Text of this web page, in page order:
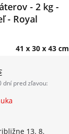
- 2 kg -
- Royal
41 x 30 x 43 cm
dní pred zľavou:
13. 8.